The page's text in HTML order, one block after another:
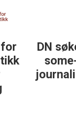
DN søker
some-
journalist